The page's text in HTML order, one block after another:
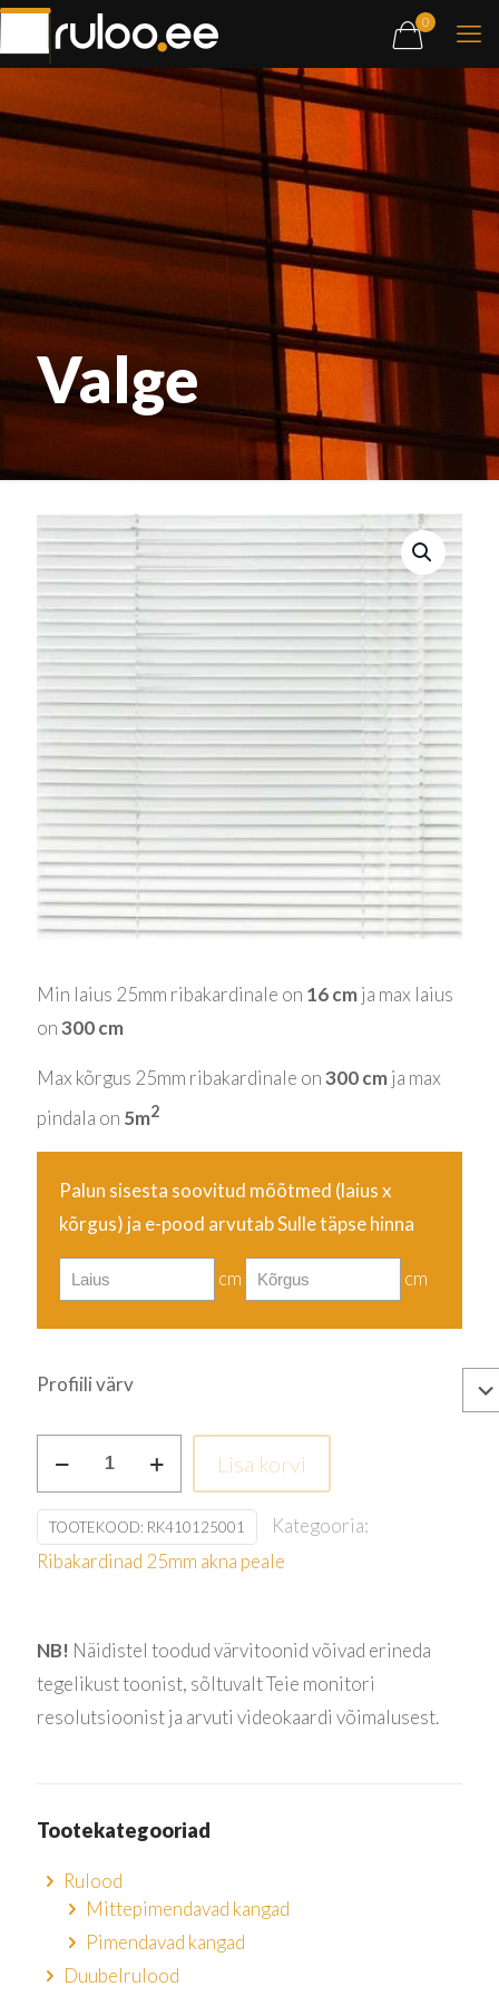
0
Valge
Min laius 25mm ribakardinale on 16 cmja max laius
on300 cm
Max kõrgus 25mm ribakardinale on300 cmja max
pindala on 5m2
Palun sisesta soovitud mõõtmed (laiusx
kõrgus) ja e-pood arvutab Sulle täpse hinna
cm cm
Profiili värv
Lisa korvi
TOOTEKOOD: RK410125001
Kategooria:
Ribakardinad 25mm akna peale
NB! Näidistel toodud värvitoonid võivad erineda
tegelikust toonist, sõltuvalt Teie monitori
resolutsioonist ja arvuti videokaardi võimalusest.
Tootekategooriad
Rulood
Mittepimendavad kangad
Pimendavad kangad
Duubelrulood